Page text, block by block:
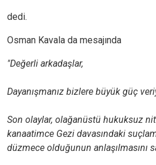
dedi.
Osman Kavala da mesajında
"Değerli arkadaşlar,
Dayanışmanız bizlere büyük güç
Son olaylar, olağanüstü hukuksuz
kanaatimce Gezi davasındaki
düzmece olduğunun anlaşılmasını